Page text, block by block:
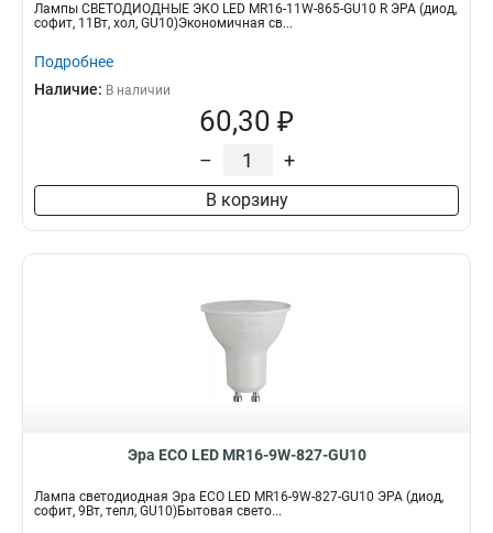
Лампы СВЕТОДИОДНЫЕ ЭКО LED MR16-11W-865-GU10 R ЭРА (диод,
софит, 11Вт, хол, GU10)Экономичная св...
Подробнее
Наличие: В наличии
60,30 ₽
– +
В корзину
Эра ECO LED MR16-9W-827-GU10
Лампа светодиодная Эра ECO LED MR16-9W-827-GU10 ЭРА (диод,
софит, 9Вт, тепл, GU10)Бытовая свето...